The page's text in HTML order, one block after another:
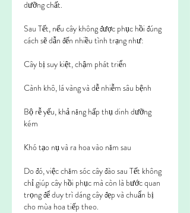
dưỡng chất.
Sau Tết, nếu cây không được phục hồi đúng
cách sẽ dẫn đến nhiều tình trạng như:
Cây bị suy kiệt, chậm phát triển
Cành khô, lá vàng và dễ nhiễm sâu bệnh
Bộ rễ yếu, khả năng hấp thụ dinh dưỡng
kém
Khó tạo nụ và ra hoa vào năm sau
Do đó, việc chăm sóc cây đào sau Tết không
chỉ giúp cây hồi phục mà còn là bước quan
trọng để duy trì dáng cây đẹp và chuẩn bị
cho mùa hoa tiếp theo.